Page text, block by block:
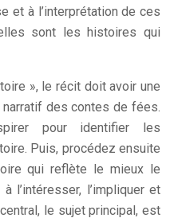
et à l’interprétation de ces
sont les histoires qui
», le récit doit avoir une
des contes de fées.
pour identifier les
Puis, procédez ensuite
qui reflète le mieux le
l’intéresser, l’impliquer et
le sujet principal, est